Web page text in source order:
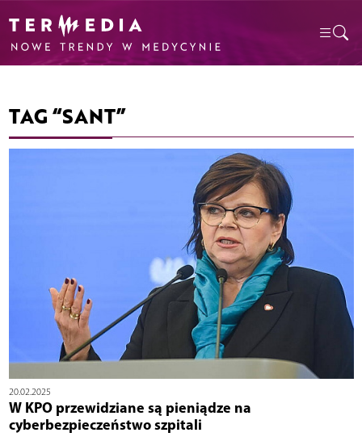
TAG “SANT”
20.02.2025
W KPO przewidziane są pieniądze na
cyberbezpieczeństwo szpitali